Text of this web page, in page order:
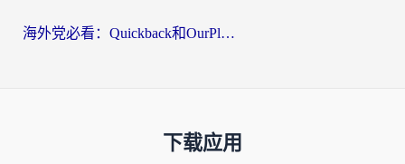
海外党必看：Quickback和OurPlay好用吗？3分钟选对回国加速器，无缝刷剧玩游戏
下载应用